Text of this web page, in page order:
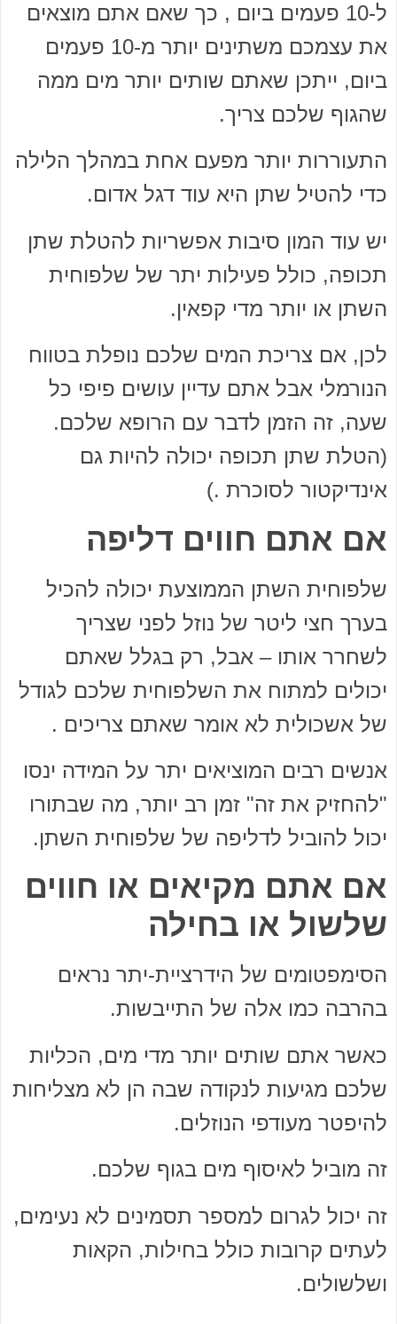
ל-10 פעמים ביום , כך שאם אתם מוצאים
את עצמכם משתינים יותר מ-10 פעמים
ביום, ייתכן שאתם שותים יותר מים ממה
שהגוף שלכם צריך.
התעוררות יותר מפעם אחת במהלך הלילה
כדי להטיל שתן היא עוד דגל אדום.
יש עוד המון סיבות אפשריות להטלת שתן
תכופה, כולל פעילות יתר של שלפוחית ​​
השתן או יותר מדי קפאין.
לכן, אם צריכת המים שלכם נופלת בטווח
הנורמלי אבל אתם עדיין עושים פיפי כל
שעה, זה הזמן לדבר עם הרופא שלכם.
(הטלת שתן תכופה יכולה להיות גם
אינדיקטור לסוכרת .)
אם אתם חווים דליפה
שלפוחית ​​השתן הממוצעת יכולה להכיל
בערך חצי ליטר של נוזל לפני שצריך
לשחרר אותו – אבל, רק בגלל שאתם
יכולים למתוח את השלפוחית ​​שלכם לגודל
של אשכולית לא אומר שאתם צריכים .
אנשים רבים המוציאים יתר על המידה ינסו
"להחזיק את זה" זמן רב יותר, מה שבתורו
יכול להוביל לדליפה של שלפוחית ​​השתן.
אם אתם מקיאים או חווים
שלשול או בחילה
הסימפטומים של הידרציית-יתר נראים
בהרבה כמו אלה של התייבשות.
כאשר אתם שותים יותר מדי מים, הכליות
שלכם מגיעות לנקודה שבה הן לא מצליחות
להיפטר מעודפי הנוזלים.
זה מוביל לאיסוף מים בגוף שלכם.
זה יכול לגרום למספר תסמינים לא נעימים,
לעתים קרובות כולל בחילות, הקאות
ושלשולים.